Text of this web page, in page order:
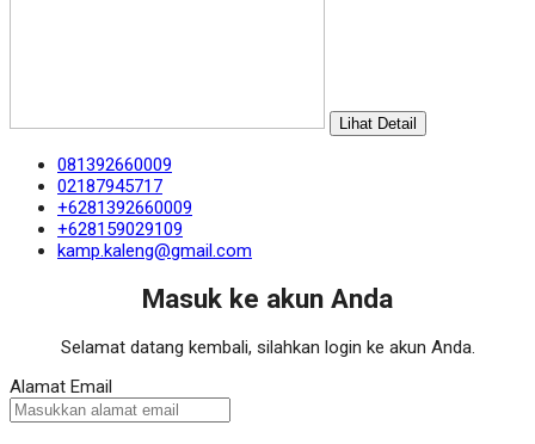
Lihat Detail
081392660009
02187945717
+6281392660009
+628159029109
kamp.kaleng@gmail.com
Masuk ke akun Anda
Selamat datang kembali, silahkan login ke akun Anda.
Alamat Email